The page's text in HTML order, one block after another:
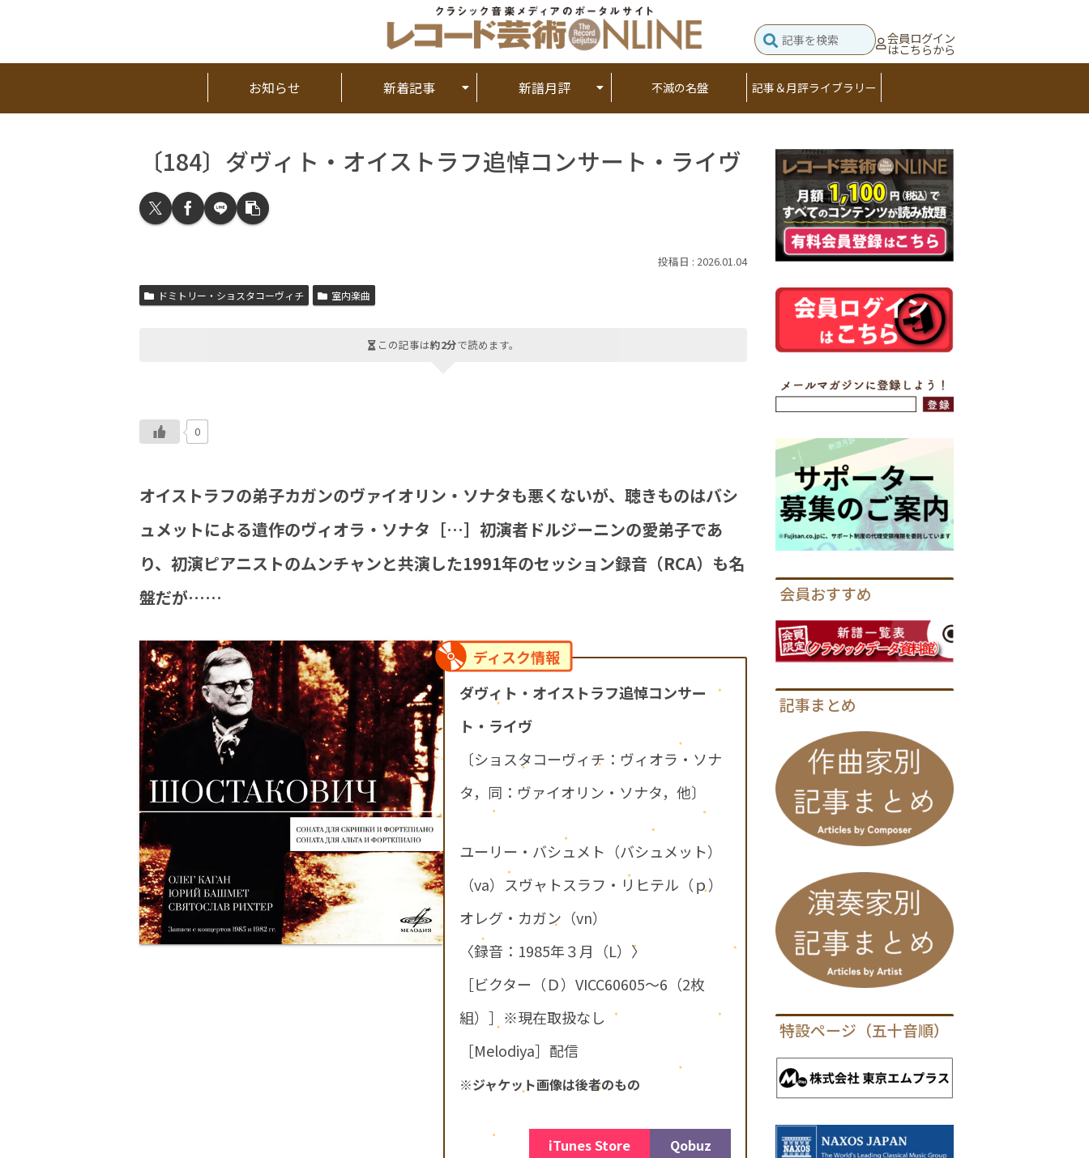
会員ログイン
はこちらから
お知らせ 新着記事 新譜月評 不滅の名盤 記事＆月評ライブラリー
〔184〕ダヴィト・オイストラフ追悼コンサート・ライヴ
2026.01.04
ドミトリー・ショスタコーヴィチ 室内楽曲
この記事は約2分で読めます。
0
オイストラフの弟子カガンのヴァイオリン・ソナタも悪くないが、聴きものはバシ
ュメットによる遺作のヴィオラ・ソナタ［…］初演者ドルジーニンの愛弟子であ
り、初演ピアニストのムンチャンと共演した1991年のセッション録音（RCA）も名
盤だが……
ディスク情報
ダヴィト・オイストラフ追悼コンサー
ト・ライヴ
〔ショスタコーヴィチ：ヴィオラ・ソナ
タ，同：ヴァイオリン・ソナタ，他〕
ユーリー・バシュメト（バシュメット）
（va）スヴャトスラフ・リヒテル（ｐ）
オレグ・カガン（vn）
〈録音：1985年３月（L）〉
［ビクター（Ｄ）VICC60605～6（2枚
組）］※現在取扱なし
［Melodiya］配信
※ジャケット画像は後者のもの
iTunes Store Qobuz
会員おすすめ
記事まとめ
特設ページ（五十音順）